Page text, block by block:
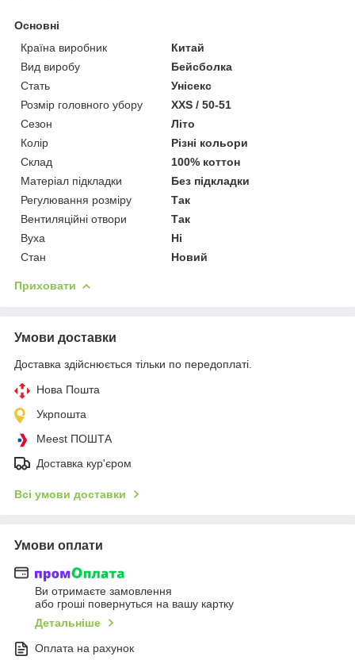
Основні
Країна виробник
Китай
Вид виробу
Бейсболка
Стать
Унісекс
Розмір головного убору
XXS / 50-51
Сезон
Літо
Колір
Різні кольори
Склад
100% коттон
Матеріал підкладки
Без підкладки
Регулювання розміру
Так
Вентиляційні отвори
Так
Вуха
Ні
Стан
Новий
Приховати
Умови доставки
Доставка здійснюється тільки по передоплаті.
Нова Пошта
Укрпошта
Meest ПОШТА
Доставка кур'єром
Всі умови доставки
Умови оплати
Ви отримаєте замовлення
або гроші повернуться на вашу картку
Детальніше
Оплата на рахунок